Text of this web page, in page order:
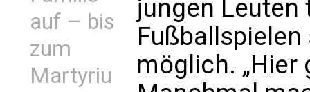
auf – bis
zum
Martyriu
jungen
möglich.